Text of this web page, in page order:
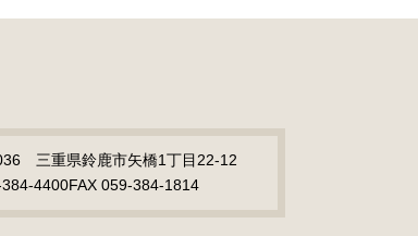
三重県鈴鹿市矢橋1丁目22-12
4400FAX 059-384-1814